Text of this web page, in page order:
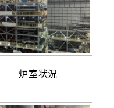
炉室状況